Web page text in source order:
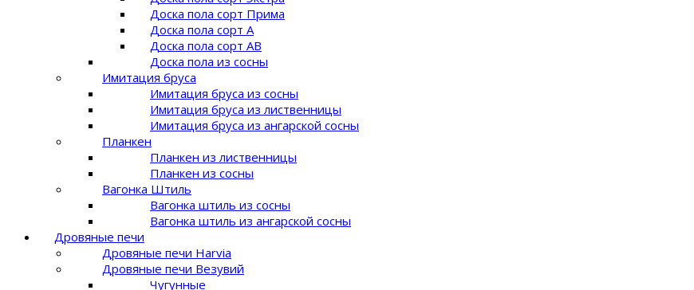
Доска пола сорт Прима
Доска пола сорт A
Доска пола сорт AB
Доска пола из сосны
Имитация бруса
Имитация бруса из сосны
Имитация бруса из лиственницы
Имитация бруса из ангарской сосны
Планкен
Планкен из лиственницы
Планкен из сосны
Вагонка Штиль
Вагонка штиль из сосны
Вагонка штиль из ангарской сосны
Дровяные печи
Дровяные печи Harvia
Дровяные печи Везувий
Чугунные